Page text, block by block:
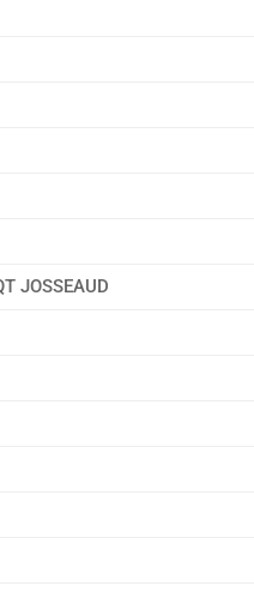
JOSSEAUD